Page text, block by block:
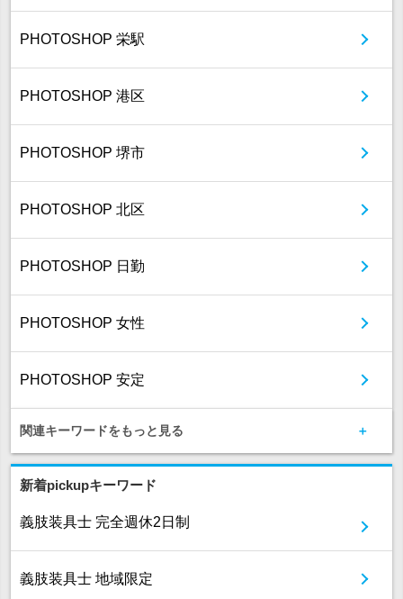
PHOTOSHOP 栄駅
PHOTOSHOP 港区
PHOTOSHOP 堺市
PHOTOSHOP 北区
PHOTOSHOP 日勤
PHOTOSHOP 女性
PHOTOSHOP 安定
関連キーワードをもっと見る
新着pickupキーワード
義肢装具士 完全週休2日制
義肢装具士 地域限定